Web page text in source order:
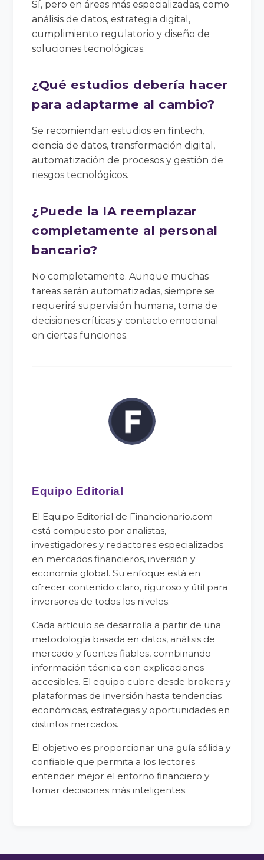
Sí, pero en áreas más especializadas, como
análisis de datos, estrategia digital,
cumplimiento regulatorio y diseño de
soluciones tecnológicas.
¿Qué estudios debería hacer
para adaptarme al cambio?
Se recomiendan estudios en fintech,
ciencia de datos, transformación digital,
automatización de procesos y gestión de
riesgos tecnológicos.
¿Puede la IA reemplazar
completamente al personal
bancario?
No completamente. Aunque muchas
tareas serán automatizadas, siempre se
requerirá supervisión humana, toma de
decisiones críticas y contacto emocional
en ciertas funciones.
Equipo Editorial
El Equipo Editorial de Financionario.com
está compuesto por analistas,
investigadores y redactores especializados
en mercados financieros, inversión y
economía global. Su enfoque está en
ofrecer contenido claro, riguroso y útil para
inversores de todos los niveles.
Cada artículo se desarrolla a partir de una
metodología basada en datos, análisis de
mercado y fuentes fiables, combinando
información técnica con explicaciones
accesibles. El equipo cubre desde brokers y
plataformas de inversión hasta tendencias
económicas, estrategias y oportunidades en
distintos mercados.
El objetivo es proporcionar una guía sólida y
confiable que permita a los lectores
entender mejor el entorno financiero y
tomar decisiones más inteligentes.